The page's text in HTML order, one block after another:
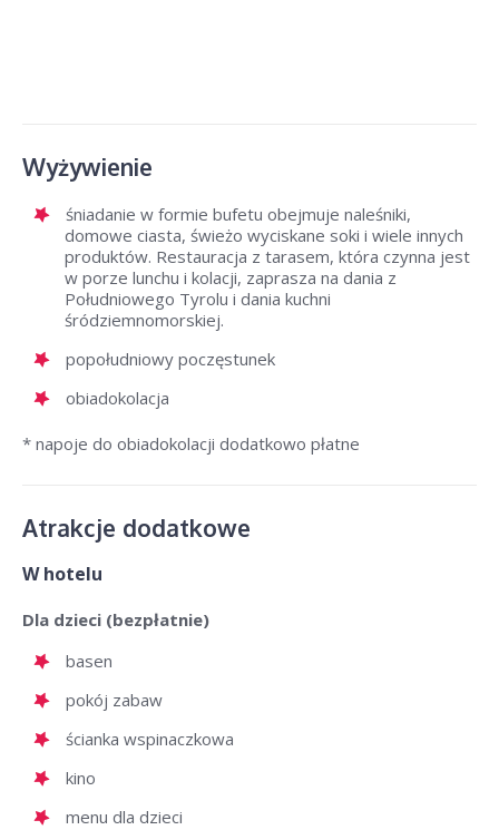
Wyżywienie
śniadanie w formie bufetu obejmuje naleśniki,
domowe ciasta, świeżo wyciskane soki i wiele innych
produktów. Restauracja z tarasem, która czynna jest
w porze lunchu i kolacji, zaprasza na dania z
Południowego Tyrolu i dania kuchni
śródziemnomorskiej.
popołudniowy poczęstunek
obiadokolacja
* napoje do obiadokolacji dodatkowo płatne
Atrakcje dodatkowe
W hotelu
Dla dzieci (bezpłatnie)
basen
pokój zabaw
ścianka wspinaczkowa
kino
menu dla dzieci